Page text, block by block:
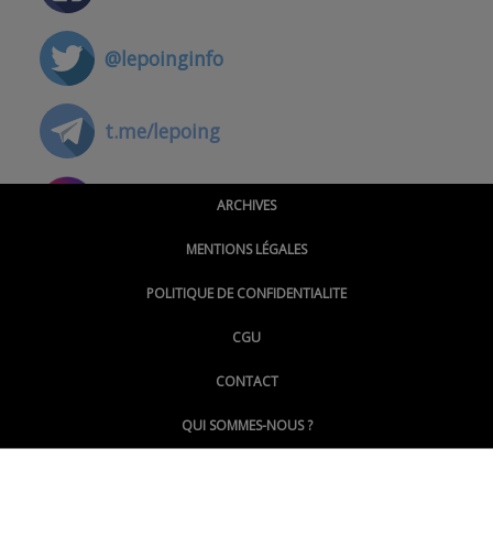
@lepoinginfo
t.me/lepoing
@montpellierpoinginfo
@LePoingMontpellier
ARCHIVES
MENTIONS LÉGALES
POLITIQUE DE CONFIDENTIALITE
CGU
CONTACT
QUI SOMMES-NOUS ?